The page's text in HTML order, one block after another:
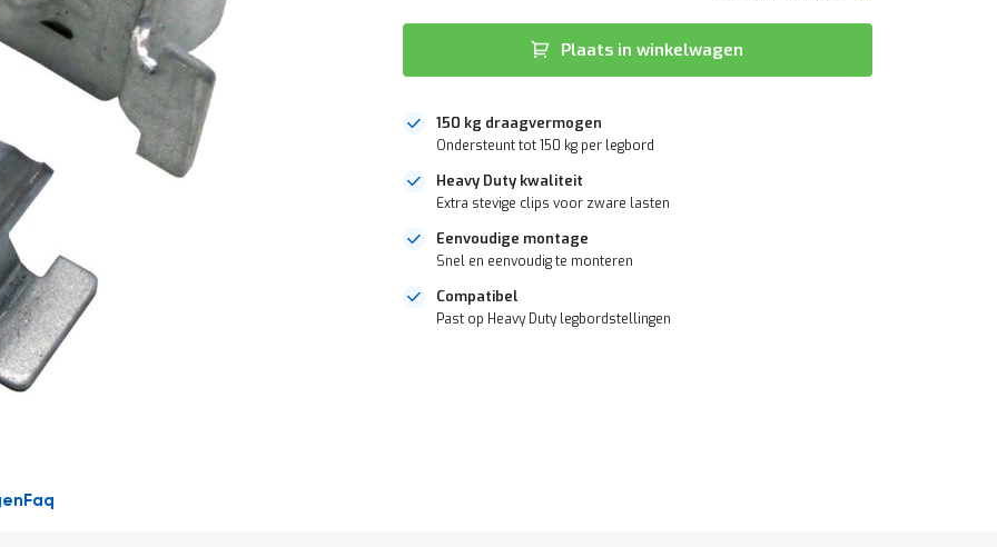
Plaats in winkelwagen
150 kg draagvermogen
Ondersteunt tot 150 kg per legbord
Heavy Duty kwaliteit
Extra stevige clips voor zware lasten
Eenvoudige montage
Snel en eenvoudig te monteren
Compatibel
Past op Heavy Duty legbordstellingen
Faq